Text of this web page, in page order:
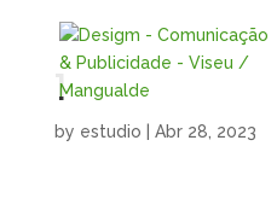
1
by estudio Abr 28, 2023